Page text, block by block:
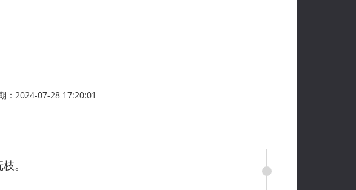
：2024-07-28 17:20:01
。